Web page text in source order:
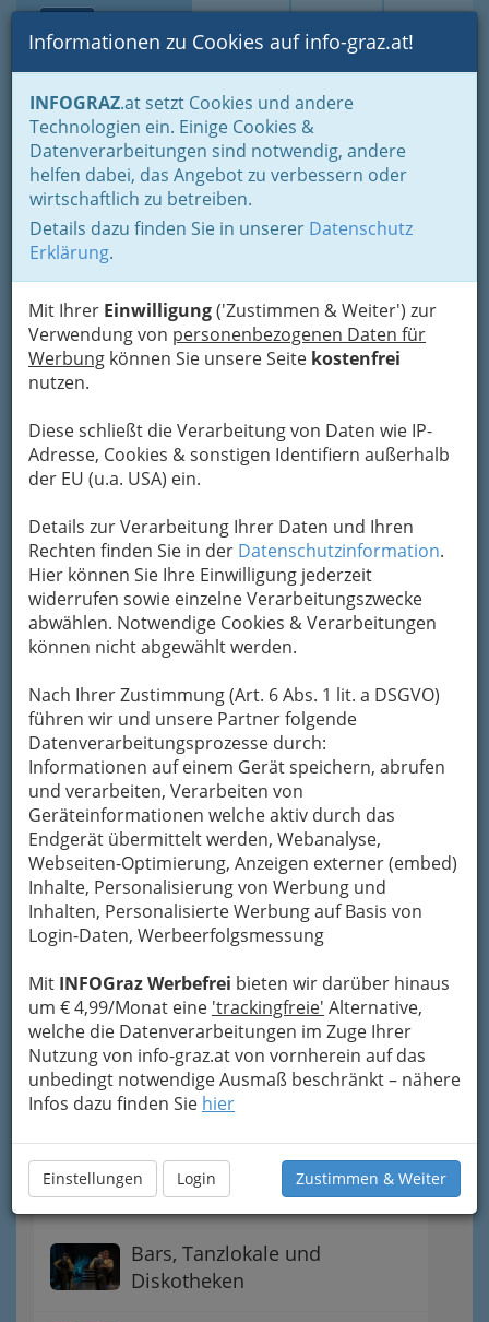
Suche Login Toggle
Informationen zu Cookies auf info-graz.at!
INFOGRAZ.at setzt Cookies und andere
Technologien ein. Einige Cookies &
Datenverarbeitungen sind notwendig, andere
helfen dabei, das Angebot zu verbessern oder
wirtschaftlich zu betreiben.
Details dazu finden Sie in unserer Datenschutz
Erklärung.
Mit Ihrer Einwilligung('Zustimmen & Weiter') zur
Verwendung von personenbezogenen Daten für
Werbung können Sie unsere Seite kostenfrei
nutzen.
Diese schließt die Verarbeitung von Daten wie IP-
Adresse, Cookies & sonstigen Identifiern außerhalb
der EU (u.a. USA) ein.
Details zur Verarbeitung Ihrer Daten und Ihren
Rechten finden Sie in der Datenschutzinformation.
Hier können Sie Ihre Einwilligung jederzeit
widerrufen sowie einzelne Verarbeitungszwecke
abwählen. Notwendige Cookies & Verarbeitungen
können nicht abgewählt werden.
Nach Ihrer Zustimmung (Art. 6 Abs. 1 lit. a DSGVO)
führen wir und unsere Partner folgende
Datenverarbeitungsprozesse durch:
Informationen auf einem Gerät speichern, abrufen
und verarbeiten, Verarbeiten von
Geräteinformationen welche aktiv durch das
Endgerät übermittelt werden, Webanalyse,
Webseiten-Optimierung, Anzeigen externer (embed)
Inhalte, Personalisierung von Werbung und
Inhalten, Personalisierte Werbung auf Basis von
Login-Daten, Werbeerfolgsmessung
Mit INFOGraz Werbefrei bieten wir darüber hinaus
um € 4,99/Monat eine 'trackingfreie' Alternative,
welche die Datenverarbeitungen im Zuge Ihrer
Nutzung von info-graz.at von vornherein auf das
unbedingt notwendige Ausmaß beschränkt – nähere
Infos dazu finden Sie hier
Einstellungen Login Zustimmen & Weiter
Home Branchen
Tourismus & Freizeitwirtschaft
Gastronomie
Diskotheken und Clubs
La Magia Caribe
Harter Straße 27, 8053 Graz
Karte
Adresse mit Google Maps anschauen
Navigation
Kaffeerestaurant -
Automatenausschank
Bahnhofs-Gastwirtschaft
Bars
Bars, Tanzlokale und
Diskotheken